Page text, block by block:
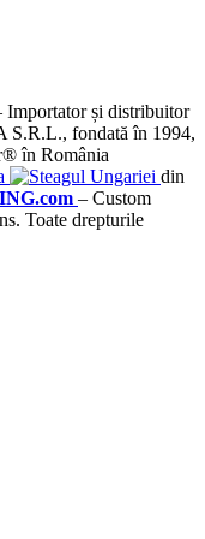
și distribuitor
S.R.L., fondată în 1994,
în România
din
– Custom
Toate drepturile